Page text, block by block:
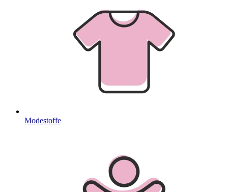
Modestoffe